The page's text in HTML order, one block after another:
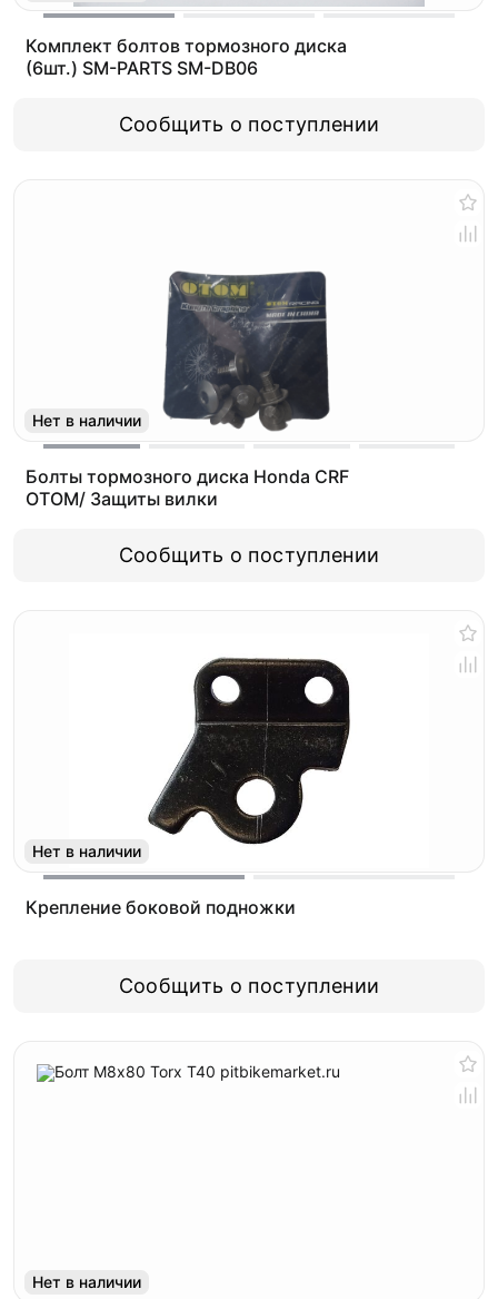
Комплект болтов тормозного диска
(6шт.) SM-PARTS SM-DB06
Сообщить о поступлении
Нет в наличии
Болты тормозного диска Honda CRF
OTOM/ Защиты вилки
Сообщить о поступлении
Нет в наличии
Крепление боковой подножки
Сообщить о поступлении
Нет в наличии